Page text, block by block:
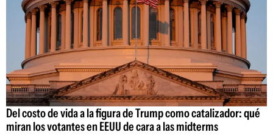
Del costo de vida a la figura de Trump como catalizador: qué
miran los votantes en EEUU de cara a las midterms